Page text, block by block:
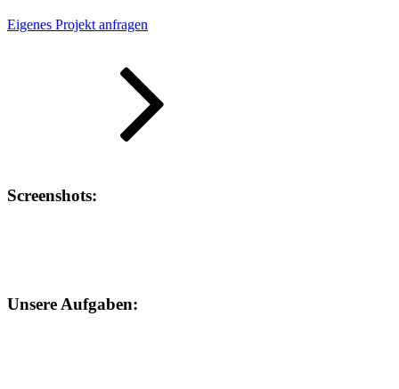
Eigenes Projekt anfragen
Screenshots:
UnsereAufgaben: